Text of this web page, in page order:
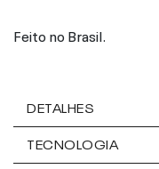
Feito no Brasil.
DETALHES
TECNOLOGIA